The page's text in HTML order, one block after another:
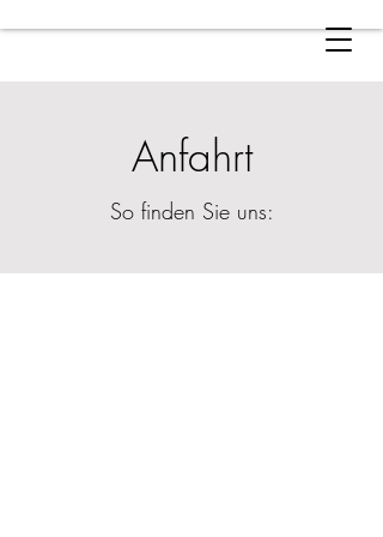
Anfahrt
So finden Sie uns: